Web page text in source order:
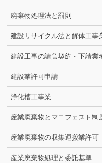
廃棄物処理法と罰則
建設リサイクル法と解体工事
建設工事の請負契約・下請業
建設業許可申請
浄化槽工事業
産業廃棄物とマニフェスト制
産業廃棄物の収集運搬業許可
産業廃棄物処理と委託基準